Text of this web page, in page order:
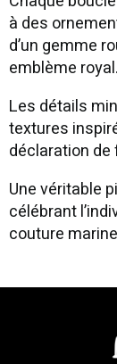
à des
d’un gemme
emblème royal.
Les détails
textures
déclaration
Une véritable
célébrant
couture